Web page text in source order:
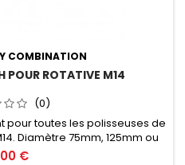
COMBINATION
POUR ROTATIVE M14
(0)
pour toutes les polisseuses de
Diamètre 75mm, 125mm ou
au choix.
€